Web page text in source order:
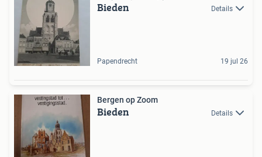
Bieden Details
Papendrecht 19 jul 26
Bergen op Zoom
Bieden Details